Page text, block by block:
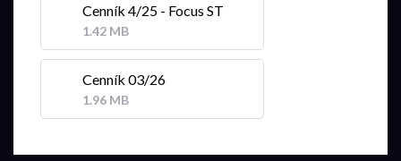
Cenník 4/25 - Focus ST
1.42 MB
Cenník 03/26
1.96 MB